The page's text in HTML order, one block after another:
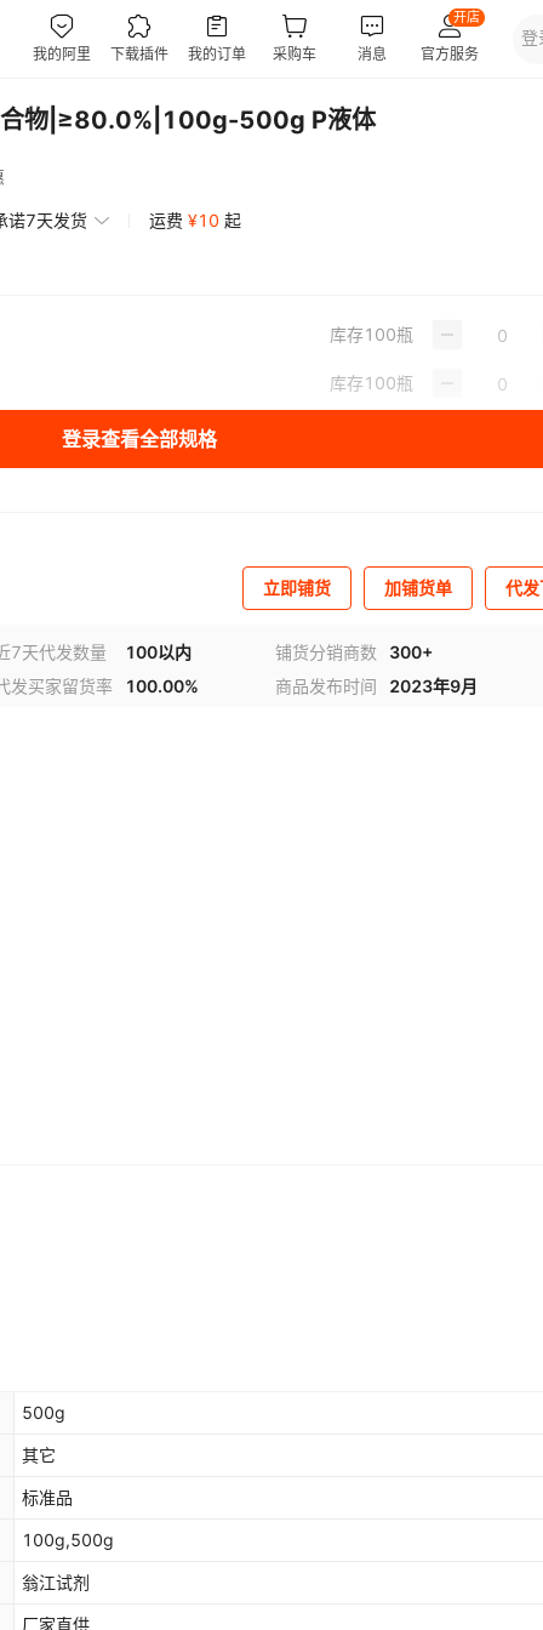
合物|≥80.0%|100g-500g P液体
诺7天发货 运费 ¥10 起
库存100瓶
库存100瓶
登录查看全部规格
立即铺货 加铺货单 代
7天代发数量 100以内 铺货分销商数
300+
发买家留货率
100.00% 商品发布时间 2023年9月
500g
其它
标准品
100g,500g
翁江试剂
厂家直供